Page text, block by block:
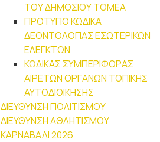
ΤΟΥ ΔΗΜΟΣΙΟΥ ΤΟΜΕΑ
ΠΡΟΤΥΠΟ ΚΩΔΙΚΑ
ΔΕΟΝΤΟΛΟΓΙΑΣ ΕΣΩΤΕΡΙΚΩΝ
ΕΛΕΓΚΤΩΝ
ΚΩΔΙΚΑΣ ΣΥΜΠΕΡΙΦΟΡΑΣ
ΑΙΡΕΤΩΝ ΟΡΓΑΝΩΝ ΤΟΠΙΚΗΣ
ΑΥΤΟΔΙΟΙΚΗΣΗΣ
ΔΙΕΥΘΥΝΣΗ ΠΟΛΙΤΙΣΜΟΥ
ΔΙΕΥΘΥΝΣΗ ΑΘΛΗΤΙΣΜΟΥ
ΚΑΡΝΑΒΑΛΙ 2026